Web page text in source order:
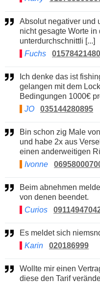
Absolut negativer und unfreundlicher Kontakt. Legt einem
nicht gesagte Worte
unterdurchschnittli [...]
Fuchs
gelangen mit dem
Bedingungen 1000€
JO
035144280895
Bin schon zig Male von der Nummer angerufen worden
und habe 2x aus
einen anderweitigen
Ivonne
Beim abnehmen meldet sich keiner. gespräch wird dann
von denen beendet.
Curios
Es meldet sich
Karin
020186999
Wollte mir einen Vertrag der Telekom andrehen weil
diese den Tarif